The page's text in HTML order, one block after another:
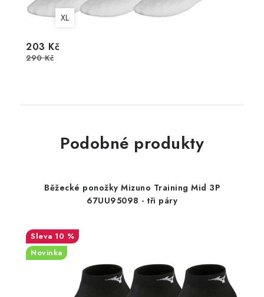
XL
203 Kč
290 Kč
Podobné produkty
Běžecké ponožky Mizuno Training Mid 3P
67UU95098 - tři páry
10 %
Novinka